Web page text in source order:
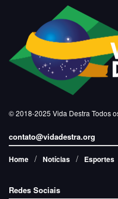
© 2018-2025 Vida Destra Todos
contato@vidadestra.org
Home Notícias Esportes
Redes Sociais